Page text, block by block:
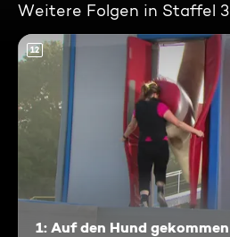
Weitere Folgen in Staffel 3
12
1: Auf den Hund gekommen